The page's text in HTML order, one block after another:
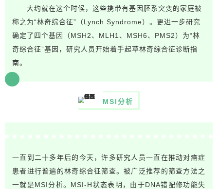
大约就在这个时候，这些携带有基因胚系突变的家庭被
称之为“林奇综合征”（Lynch Syndrome）。更进一步研究
确定了四个基因（MSH2、MLH1、MSH6、PMS2）为“林
奇综合征”基因，研究人员开始着手起草林奇综合征诊断指
南。
MSI分析
一直到二十多年后的今天，许多研究人员一直在推动对癌症
患者进行普遍的林奇综合征筛查。被广泛推荐的筛查方法之
一就是MSI分析。MSI-H状态表明，由于DNA错配修功能失